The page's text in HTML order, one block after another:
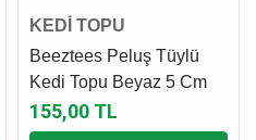
KEDİ TOPU
Beeztees Peluş Tüylü
Kedi Topu Beyaz 5 Cm
155,00 TL